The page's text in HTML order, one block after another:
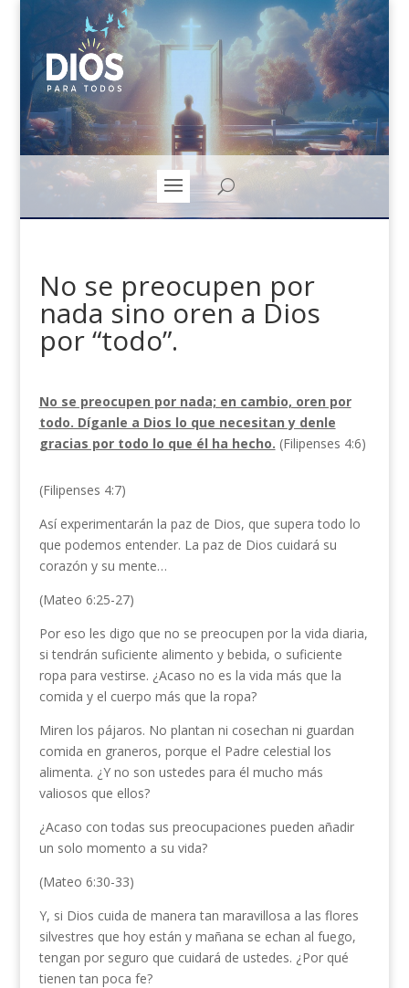
No se preocupen por
nada sino oren a Dios
por “todo”.
No se preocupen por nada; en cambio, oren por
todo. Díganle a Dios lo que necesitan y denle
gracias por todo lo que él ha hecho. (Filipenses 4:6)
(Filipenses 4:7)
Así experimentarán la paz de Dios, que supera todo lo
que podemos entender. La paz de Dios cuidará su
corazón y su mente…
(Mateo 6:25-27)
Por eso les digo que no se preocupen por la vida diaria,
si tendrán suficiente alimento y bebida, o suficiente
ropa para vestirse. ¿Acaso no es la vida más que la
comida y el cuerpo más que la ropa?
Miren los pájaros. No plantan ni cosechan ni guardan
comida en graneros, porque el Padre celestial los
alimenta. ¿Y no son ustedes para él mucho más
valiosos que ellos?
¿Acaso con todas sus preocupaciones pueden añadir
un solo momento a su vida?
(Mateo 6:30-33)
Y, si Dios cuida de manera tan maravillosa a las flores
silvestres que hoy están y mañana se echan al fuego,
tengan por seguro que cuidará de ustedes. ¿Por qué
tienen tan poca fe?